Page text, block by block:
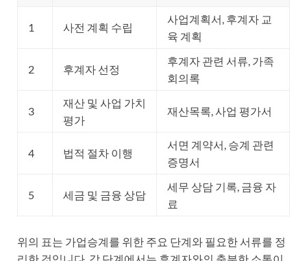
1 사전 계획 수립
사업계획서, 후계자 교
육 계획
2 후계자 선정
후계자 관련 서류, 가족
회의록
3
재산 및 사업 가치
평가
재산목록, 사업 평가서
4 법적 절차 이행
서면 계약서, 승계 관련
증명서
5 세금 및 금융 상담
세무 상담 기록, 금융 자
료
위의 표는 가업승계를 위한 주요 단계와 필요한 서류를 정